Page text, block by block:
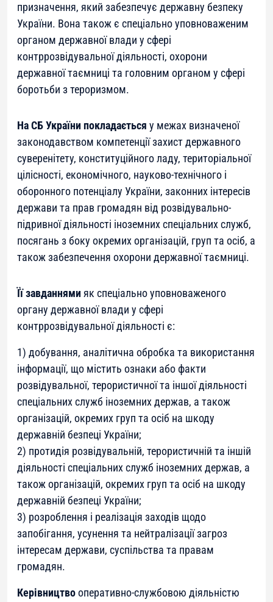
призначення, який забезпечує державну безпеку
України. Вона також є спеціально уповноваженим
органом державної влади у сфері
контррозвідувальної діяльності, охорони
державної таємниці та головним органом у сфері
боротьби з тероризмом.
На СБ України покладається у межах визначеної
законодавством компетенції захист державного
суверенітету, конституційного ладу, територіальної
цілісності, економічного, науково-технічного і
оборонного потенціалу України, законних інтересів
держави та прав громадян від розвідувально-
підривної діяльності іноземних спеціальних служб,
посягань з боку окремих організацій, груп та осіб, а
також забезпечення охорони державної таємниці.
Її завданнями як спеціально уповноваженого
органу державної влади у сфері
контррозвідувальної діяльності є:
1) добування, аналітична обробка та використання
інформації, що містить ознаки або факти
розвідувальної, терористичної та іншої діяльності
спеціальних служб іноземних держав, а також
організацій, окремих груп та осіб на шкоду
державній безпеці України;
2) протидія розвідувальній, терористичній та іншій
діяльності спеціальних служб іноземних держав, а
також організацій, окремих груп та осіб на шкоду
державній безпеці України;
3) розроблення і реалізація заходів щодо
запобігання, усунення та нейтралізації загроз
інтересам держави, суспільства та правам
громадян.
Керівництвооперативно-службовою діяльністю